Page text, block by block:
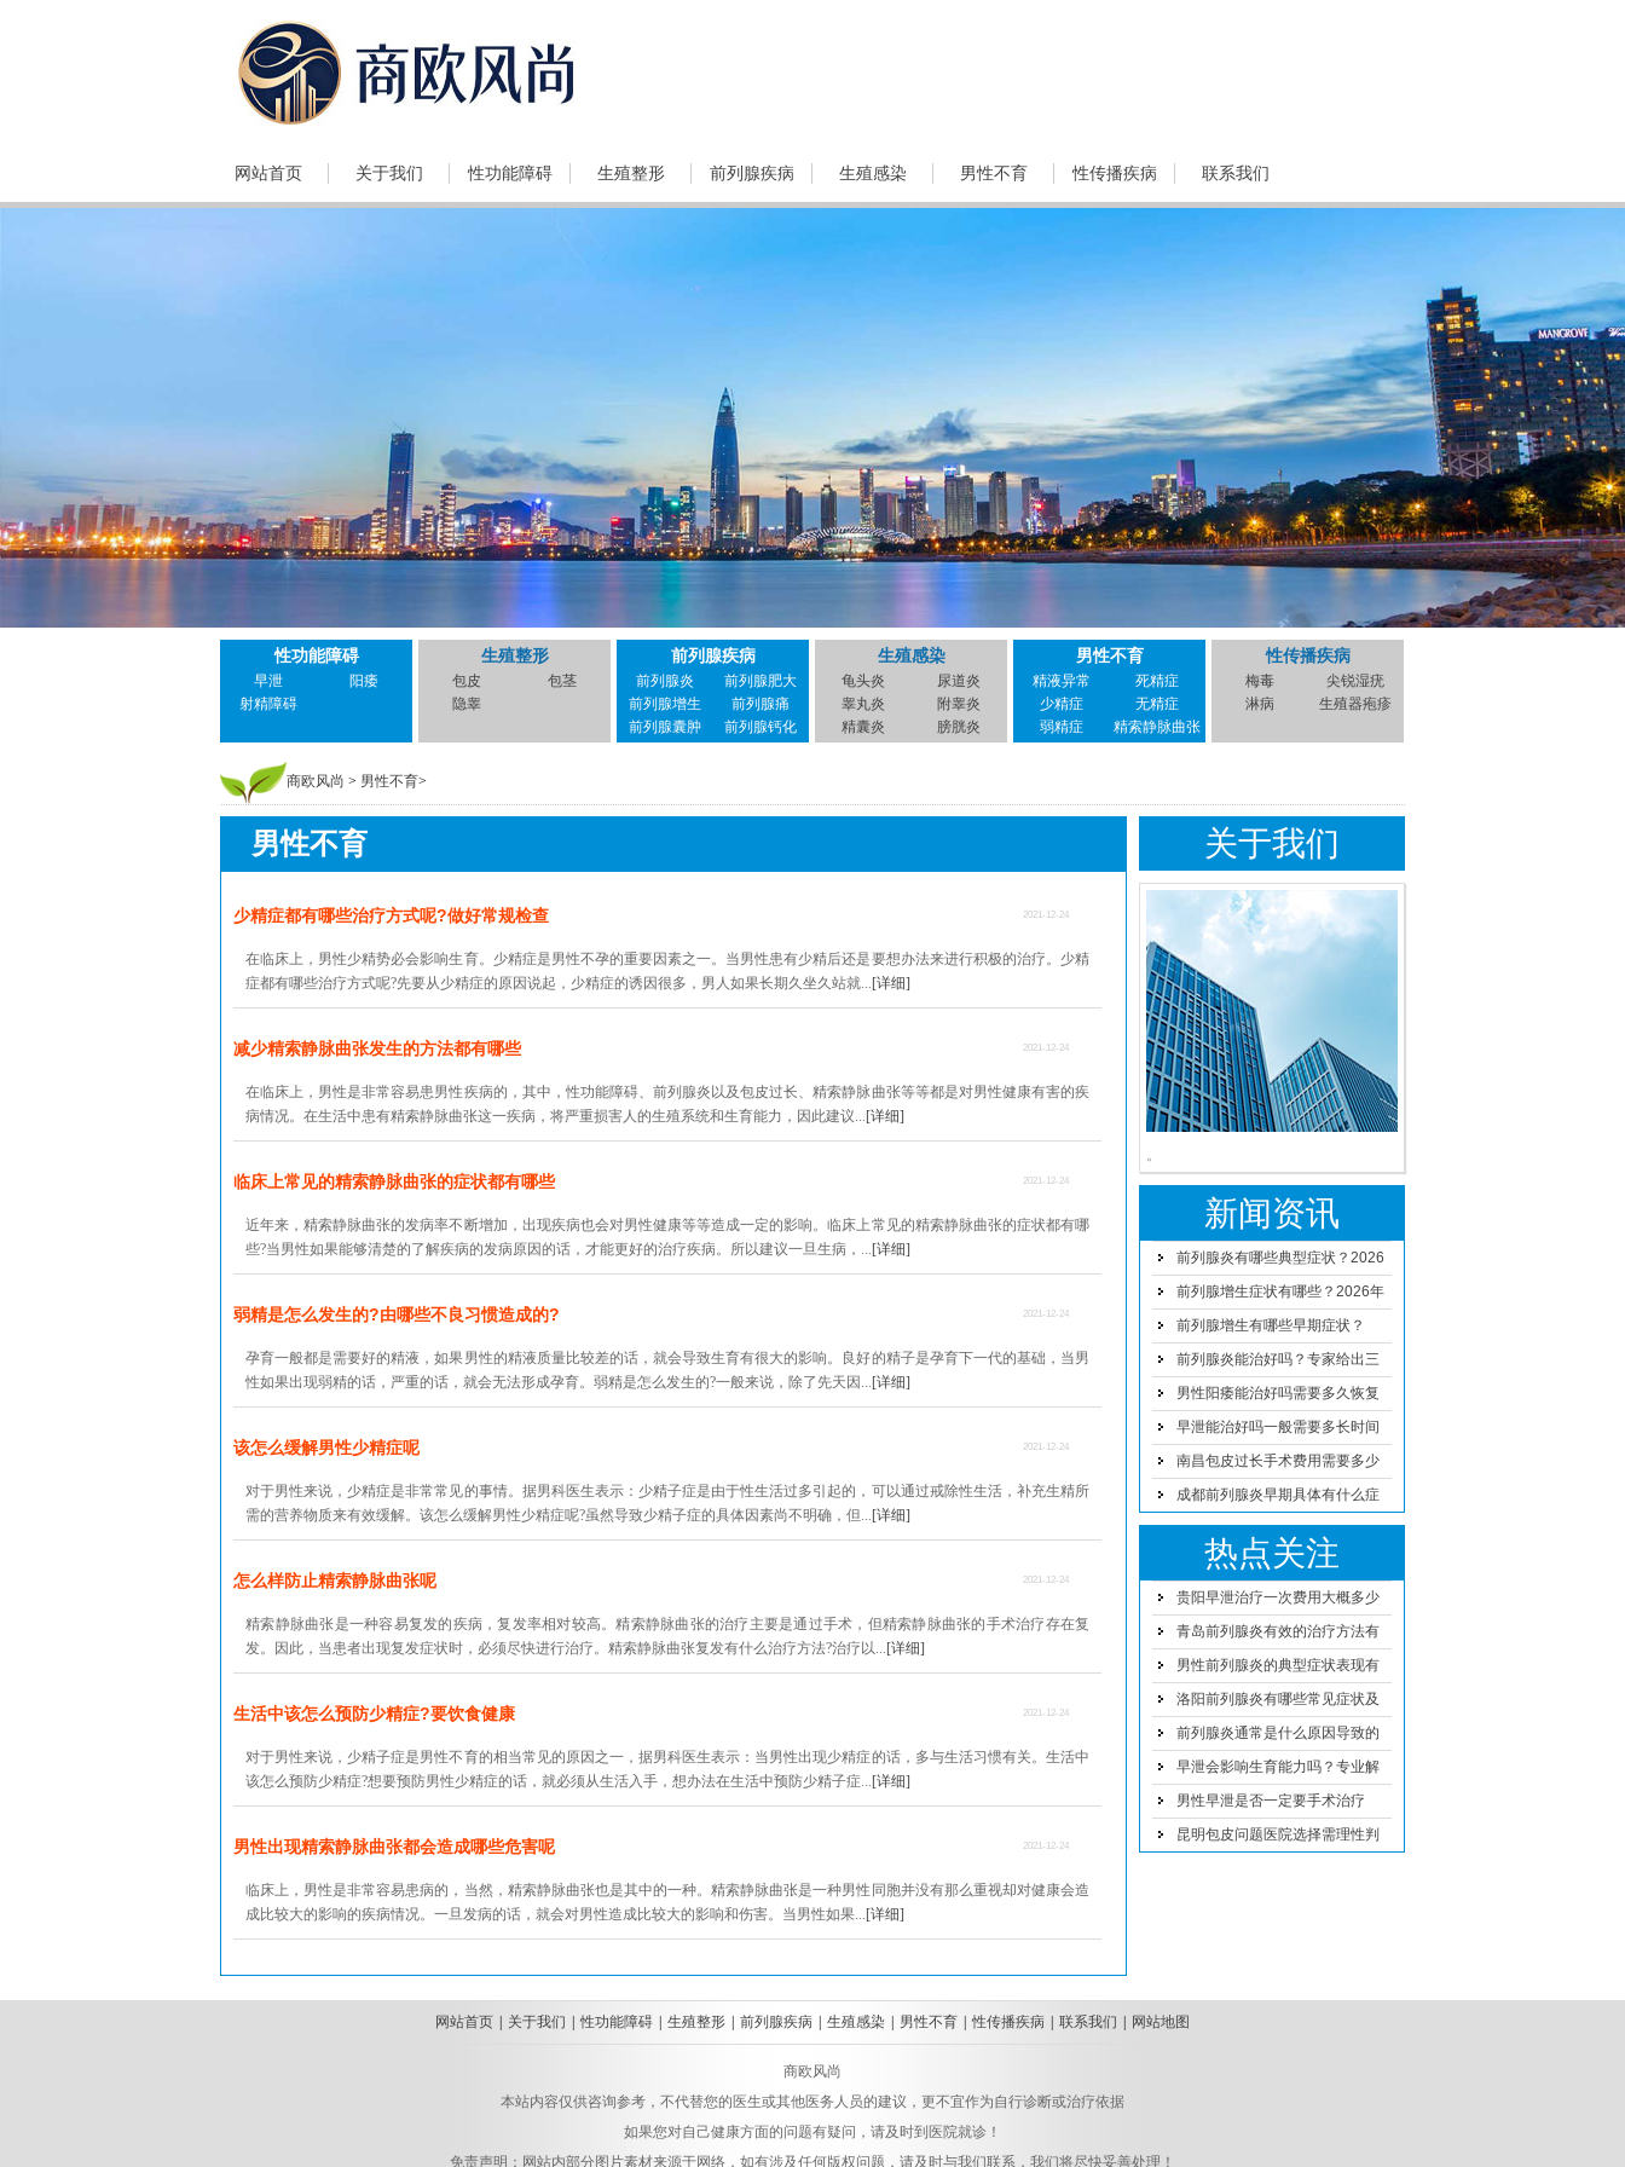
网站首页 关于我们 性功能障碍 生殖整形 前列腺疾病 生殖感染 男性不育 性传播疾病 联系我们
性功能障碍
早泄
阳痿
射精障碍
生殖整形
包皮
包茎
隐睾
前列腺疾病
前列腺炎
前列腺肥大
前列腺增生
前列腺痛
前列腺囊肿
前列腺钙化
生殖感染
龟头炎
尿道炎
睾丸炎
附睾炎
精囊炎
膀胱炎
男性不育
精液异常
死精症
少精症
无精症
弱精症
精索静脉曲张
性传播疾病
梅毒
尖锐湿疣
淋病
生殖器疱疹
商欧风尚 > 男性不育>
男性不育
2021-12-24
少精症都有哪些治疗方式呢?做好常规检查
在临床上，男性少精势必会影响生育。少精症是男性不孕的重要因素之一。当男性患有少精后还是要想办法来进行积极的治疗。少精
症都有哪些治疗方式呢?先要从少精症的原因说起，少精症的诱因很多，男人如果长期久坐久站就... [详细]
2021-12-24
减少精索静脉曲张发生的方法都有哪些
在临床上，男性是非常容易患男性疾病的，其中，性功能障碍、前列腺炎以及包皮过长、精索静脉曲张等等都是对男性健康有害的疾
病情况。在生活中患有精索静脉曲张这一疾病，将严重损害人的生殖系统和生育能力，因此建议... [详细]
2021-12-24
临床上常见的精索静脉曲张的症状都有哪些
近年来，精索静脉曲张的发病率不断增加，出现疾病也会对男性健康等等造成一定的影响。临床上常见的精索静脉曲张的症状都有哪
些?当男性如果能够清楚的了解疾病的发病原因的话，才能更好的治疗疾病。所以建议一旦生病，... [详细]
2021-12-24
弱精是怎么发生的?由哪些不良习惯造成的?
孕育一般都是需要好的精液，如果男性的精液质量比较差的话，就会导致生育有很大的影响。良好的精子是孕育下一代的基础，当男
性如果出现弱精的话，严重的话，就会无法形成孕育。弱精是怎么发生的?一般来说，除了先天因... [详细]
2021-12-24
该怎么缓解男性少精症呢
对于男性来说，少精症是非常常见的事情。据男科医生表示：少精子症是由于性生活过多引起的，可以通过戒除性生活，补充生精所
需的营养物质来有效缓解。该怎么缓解男性少精症呢?虽然导致少精子症的具体因素尚不明确，但... [详细]
2021-12-24
怎么样防止精索静脉曲张呢
精索静脉曲张是一种容易复发的疾病，复发率相对较高。精索静脉曲张的治疗主要是通过手术，但精索静脉曲张的手术治疗存在复
发。因此，当患者出现复发症状时，必须尽快进行治疗。精索静脉曲张复发有什么治疗方法?治疗以... [详细]
2021-12-24
生活中该怎么预防少精症?要饮食健康
对于男性来说，少精子症是男性不育的相当常见的原因之一，据男科医生表示：当男性出现少精症的话，多与生活习惯有关。生活中
该怎么预防少精症?想要预防男性少精症的话，就必须从生活入手，想办法在生活中预防少精子症... [详细]
2021-12-24
男性出现精索静脉曲张都会造成哪些危害呢
临床上，男性是非常容易患病的，当然，精索静脉曲张也是其中的一种。精索静脉曲张是一种男性同胞并没有那么重视却对健康会造
成比较大的影响的疾病情况。一旦发病的话，就会对男性造成比较大的影响和伤害。当男性如果... [详细]
关于我们
。
新闻资讯
前列腺炎有哪些典型症状？2026
年男科专家解读治疗与预防方案
前列腺增生症状有哪些？2026年
男性日常预防与治疗方法详解
前列腺增生有哪些早期症状？
2026年科学治疗与日常护理方法
前列腺炎能治好吗？专家给出三
点建议男性阳痿能治好吗需要多久恢复
早泄能治好吗一般需要多长时间
恢复南昌包皮过长手术费用需要多少
钱
成都前列腺炎早期具体有什么症
状
热点关注
贵阳早泄治疗一次费用大概多少
钱
青岛前列腺炎有效的治疗方法有
哪些男性前列腺炎的典型症状表现有
哪些洛阳前列腺炎有哪些常见症状及
治疗方法
前列腺炎通常是什么原因导致的
早泄会影响生育能力吗？专业解
析
男性早泄是否一定要手术治疗
昆明包皮问题医院选择需理性判
网站首页 | 关于我们 | 性功能障碍 | 生殖整形 | 前列腺疾病 | 生殖感染 | 男性不育 | 性传播疾病 | 联系我们 | 网站地图
商欧风尚
本站内容仅供咨询参考，不代替您的医生或其他医务人员的建议，更不宜作为自行诊断或治疗依据
如果您对自己健康方面的问题有疑问，请及时到医院就诊！
免责声明：网站内部分图片素材来源于网络，如有涉及任何版权问题，请及时与我们联系，我们将尽快妥善处理！